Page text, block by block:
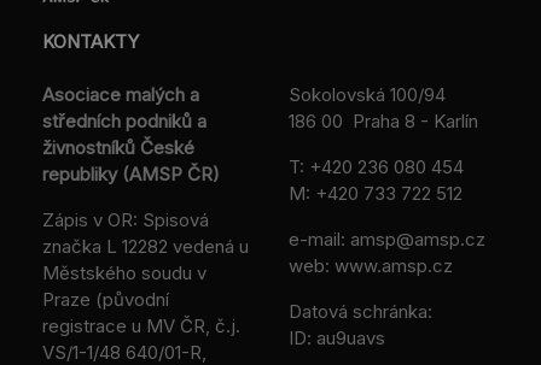
KONTAKTY
Asociace malých a
středních podniků a
živnostníků České
republiky (AMSP ČR)
Zápis v OR: Spisová
značka L 12282 vedená u
Městského soudu v
Praze (původní
registrace u MV ČR, č.j.
VS/1-1/48 640/01-R,
Sokolovská 100/94
186 00 Praha 8 - Karlín
T: +420 236 080 454
M: +420 733 722 512
e-mail: amsp@amsp.cz
web: www.amsp.cz
Datová schránka:
ID: au9uavs